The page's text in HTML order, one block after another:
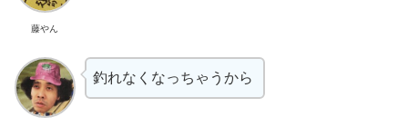
藤やん
釣れなくなっちゃうから